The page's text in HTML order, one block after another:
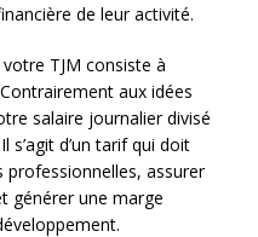
de leur activité.
TJM consiste à
aux idées
salaire journalier divisé
d’un tarif qui doit
professionnelles, assurer
générer une marge